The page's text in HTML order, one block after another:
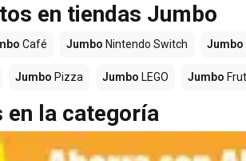
en tiendas Jumbo
Café Jumbo Nintendo Switch Jumbo
Jumbo Pizza Jumbo LEGO Jumbo
la categoría